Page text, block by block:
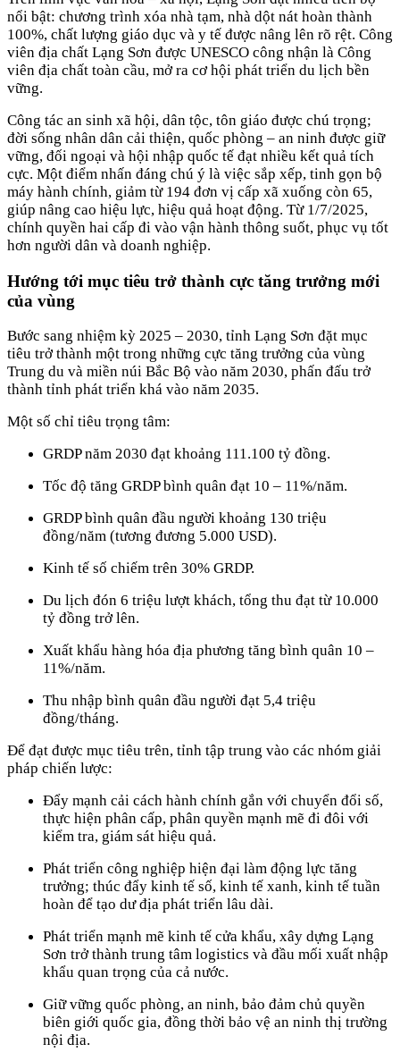
nổi bật: chương trình xóa nhà tạm, nhà dột nát hoàn thành
100%, chất lượng giáo dục và y tế được nâng lên rõ rệt. Công
viên địa chất Lạng Sơn được UNESCO công nhận là Công
viên địa chất toàn cầu, mở ra cơ hội phát triển du lịch bền
vững.
Công tác an sinh xã hội, dân tộc, tôn giáo được chú trọng;
đời sống nhân dân cải thiện, quốc phòng – an ninh được giữ
vững, đối ngoại và hội nhập quốc tế đạt nhiều kết quả tích
cực. Một điểm nhấn đáng chú ý là việc sắp xếp, tinh gọn bộ
máy hành chính, giảm từ 194 đơn vị cấp xã xuống còn 65,
giúp nâng cao hiệu lực, hiệu quả hoạt động. Từ 1/7/2025,
chính quyền hai cấp đi vào vận hành thông suốt, phục vụ tốt
hơn người dân và doanh nghiệp.
Hướng tới mục tiêu trở thành cực tăng trưởng mới
của vùng
Bước sang nhiệm kỳ 2025 – 2030, tỉnh Lạng Sơn đặt mục
tiêu trở thành một trong những cực tăng trưởng của vùng
Trung du và miền núi Bắc Bộ vào năm 2030, phấn đấu trở
thành tỉnh phát triển khá vào năm 2035.
Một số chỉ tiêu trọng tâm:
GRDP năm 2030 đạt khoảng 111.100 tỷ đồng.
Tốc độ tăng GRDP bình quân đạt 10 – 11%/năm.
GRDP bình quân đầu người khoảng 130 triệu
đồng/năm (tương đương 5.000 USD).
Kinh tế số chiếm trên 30% GRDP.
Du lịch đón 6 triệu lượt khách, tổng thu đạt từ 10.000
tỷ đồng trở lên.
Xuất khẩu hàng hóa địa phương tăng bình quân 10 –
11%/năm.
Thu nhập bình quân đầu người đạt 5,4 triệu
đồng/tháng.
Để đạt được mục tiêu trên, tỉnh tập trung vào các nhóm giải
pháp chiến lược:
Đẩy mạnh cải cách hành chính gắn với chuyển đổi số,
thực hiện phân cấp, phân quyền mạnh mẽ đi đôi với
kiểm tra, giám sát hiệu quả.
Phát triển công nghiệp hiện đại làm động lực tăng
trưởng; thúc đẩy kinh tế số, kinh tế xanh, kinh tế tuần
hoàn để tạo dư địa phát triển lâu dài.
Phát triển mạnh mẽ kinh tế cửa khẩu, xây dựng Lạng
Sơn trở thành trung tâm logistics và đầu mối xuất nhập
khẩu quan trọng của cả nước.
Giữ vững quốc phòng, an ninh, bảo đảm chủ quyền
biên giới quốc gia, đồng thời bảo vệ an ninh thị trường
nội địa.